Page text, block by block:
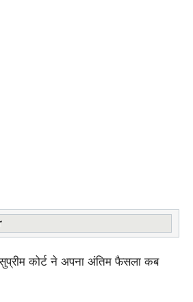
कोर्ट ने अपना अंतिम फैसला कब